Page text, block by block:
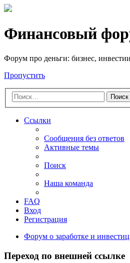
Финансовый
Форум про деньги: бизнес,
Пропустить
Поиск
Ссылки
Сообщения без ответов
Активные темы
Поиск
Наша команда
FAQ
Вход
Регистрация
Форум о заработке и
Переход по внешней ссылке